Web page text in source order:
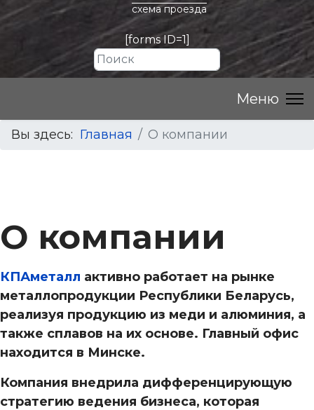
схема проезда
[forms ID=1]
Вы здесь: Главная О компании
О компании
КПАметалл активно работает на рынке
металлопродукции Республики Беларусь,
реализуя продукцию из меди и алюминия, а
также сплавов на их основе. Главный офис
находится в Минске.
Компания внедрила дифференцирующую
стратегию ведения бизнеса, которая